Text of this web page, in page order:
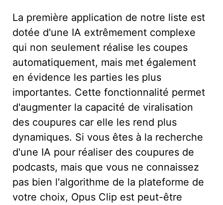
La première application de notre liste est
dotée d'une IA extrêmement complexe
qui non seulement réalise les coupes
automatiquement, mais met également
en évidence les parties les plus
importantes. Cette fonctionnalité permet
d'augmenter la capacité de viralisation
des coupures car elle les rend plus
dynamiques. Si vous êtes à la recherche
d'une IA pour réaliser des coupures de
podcasts, mais que vous ne connaissez
pas bien l'algorithme de la plateforme de
votre choix, Opus Clip est peut-être